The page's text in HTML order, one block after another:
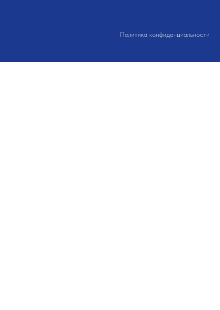
Политика конфиденциальности